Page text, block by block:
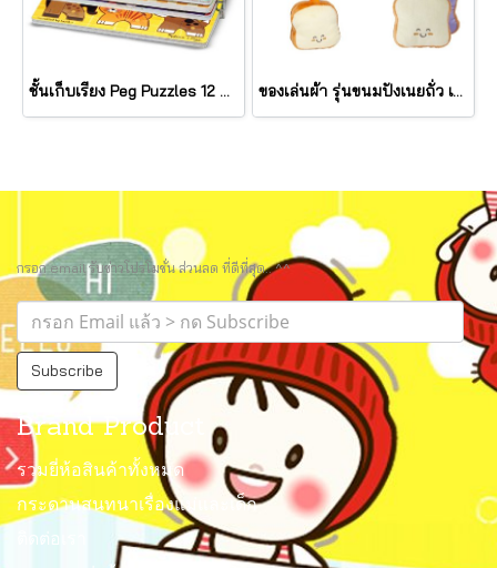
ชั้นเก็บเรียง Peg Puzzles 12 แผ่น Wire Puzzle-Storage Rack รุ่น 1018 ยี่ห้อ Melissa & Doug (นำเข้า USA) ของเล่นผ้า รุ่นขนมปังเนยถั่ว เขย่ามีเสียง PB&J Take Along Toy รุ่น 30742 ยี่ห้อ Melissa & Doug
กรอก email รับข่าวโปรโมชั่น ส่วนลด ที่ดีที่สุด.. ^^
Subscribe
Brand Product
รวมยี่ห้อสินค้าทั้งหมด
กระดานสนทนาเรื่องแม่และเด็ก
ติดต่อเรา